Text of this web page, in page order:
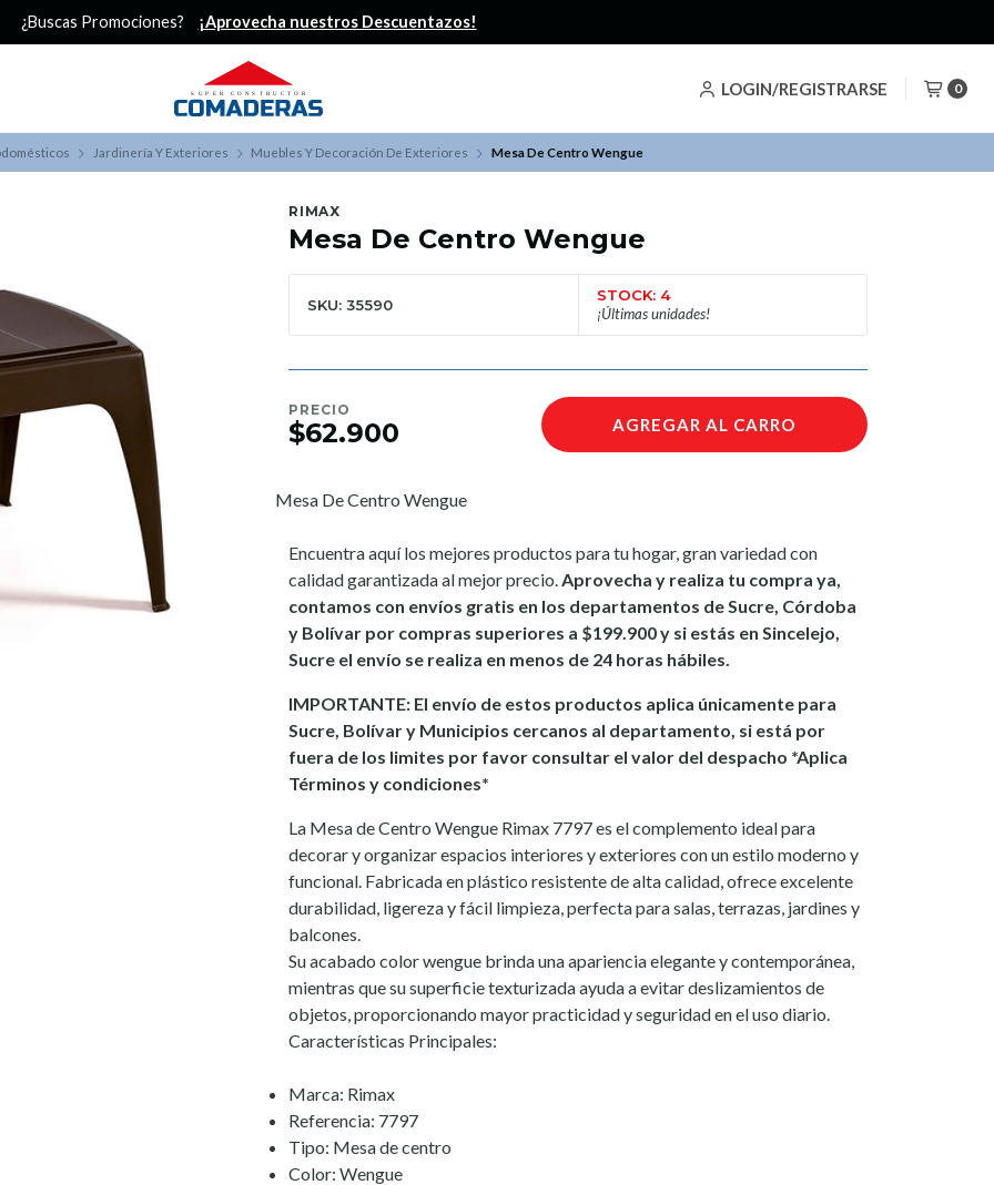
LOGIN/REGISTRARSE 0
¿Buscas Promociones? ¡Aprovecha nuestros Descuentazos!
Jardinería Y Exteriores Muebles Y Decoración De Exteriores Mesa De Centro Wengue
RIMAX
Mesa De Centro Wengue
SKU: 35590
STOCK: 4
¡Últimas unidades!
PRECIO
$62.900 AGREGAR AL CARRO
Mesa De Centro Wengue
Encuentra aquí los mejores productos para tu hogar, gran variedad con
calidad garantizada al mejor precio.Aprovecha y realiza tu compra ya,
contamos con envíos gratis en los departamentos de Sucre, Córdoba
y Bolívar por compras superiores a $199.900 y si estás en Sincelejo,
Sucre el envío se realiza en menos de 24 horas hábiles.
IMPORTANTE: El envío de estos productos aplica únicamente para
Sucre, Bolívar y Municipios cercanos al departamento, si está por
fuera de los limites por favor consultar el valor del despacho *Aplica
Términos y condiciones*
La Mesa de Centro Wengue Rimax 7797 es el complemento ideal para
decorar y organizar espacios interiores y exteriores con un estilo moderno y
funcional. Fabricada en plástico resistente de alta calidad, ofrece excelente
durabilidad, ligereza y fácil limpieza, perfecta para salas, terrazas, jardines y
balcones.
Su acabado color wengue brinda una apariencia elegante y contemporánea,
mientras que su superficie texturizada ayuda a evitar deslizamientos de
objetos, proporcionando mayor practicidad y seguridad en el uso diario.
Características Principales:
Marca: Rimax
Referencia: 7797
Tipo: Mesa de centro
Color: Wengue